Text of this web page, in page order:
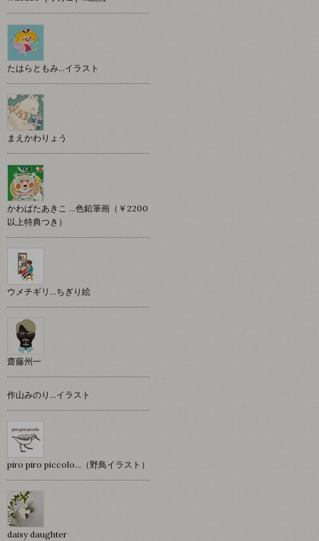
たはらともみ…イラスト
まえかわりょう
かわばたあきこ …色鉛筆画（￥2200
以上特典つき）
ウメチギリ…ちぎり絵
齋藤州一
作山みのり…イラスト
piro piro piccolo…（野鳥イラスト）
daisy daughter